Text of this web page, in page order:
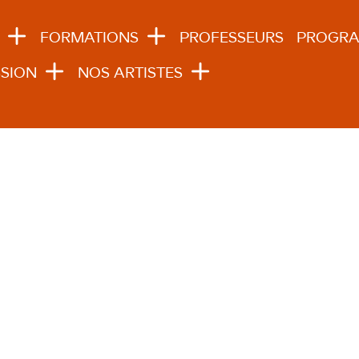
NAVIGATION
FORMATIONS PROFESSEURS
NOS ARTISTES